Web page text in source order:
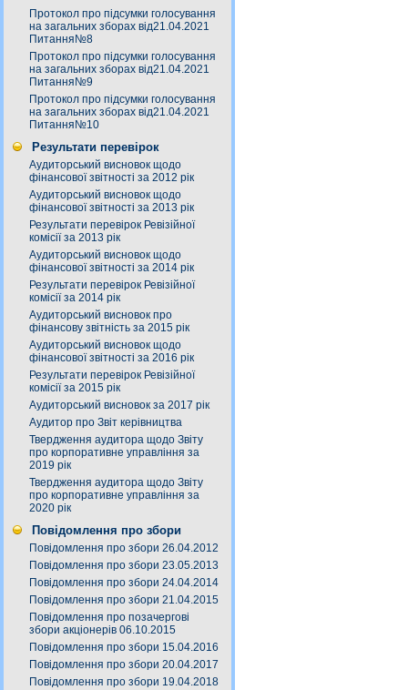
Протокол про підсумки голосування
на загальних зборах від21.04.2021
Питання№8
Протокол про підсумки голосування
на загальних зборах від21.04.2021
Питання№9
Протокол про підсумки голосування
на загальних зборах від21.04.2021
Питання№10
Результати перевірок
Аудиторський висновок щодо
фінансової звітності за 2012 рік
Аудиторський висновок щодо
фінансової звітності за 2013 рік
Результати перевірок Ревізійної
комісії за 2013 рік
Аудиторський висновок щодо
фінансової звітності за 2014 рік
Результати перевірок Ревізійної
комісії за 2014 рік
Аудиторський висновок про
фінансову звітність за 2015 рік
Аудиторський висновок щодо
фінансової звітності за 2016 рік
Результати перевірок Ревізійної
комісії за 2015 рік
Аудиторський висновок за 2017 рік
Аудитор про Звіт керівництва
Твердження аудитора щодо Звіту
про корпоративне управління за
2019 рік
Твердження аудитора щодо Звіту
про корпоративне управління за
2020 рік
Повідомлення про збори
Повідомлення про збори 26.04.2012
Повідомлення про збори 23.05.2013
Повідомлення про збори 24.04.2014
Повідомлення про збори 21.04.2015
Повідомлення про позачергові
збори акціонерів 06.10.2015
Повідомлення про збори 15.04.2016
Повідомлення про збори 20.04.2017
Повідомлення про збори 19.04.2018